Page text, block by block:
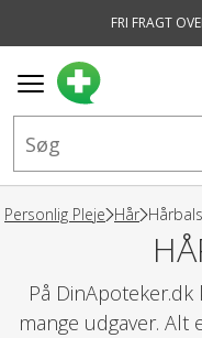
FRI FRAGT
Personlig Pleje Hår
På
mange udgaver.